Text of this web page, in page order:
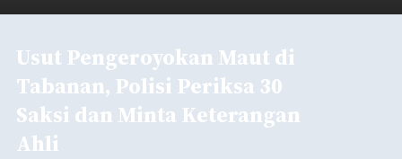
Usut Pengeroyokan Maut di
Tabanan, Polisi Periksa 30
Saksi dan Minta Keterangan
Ahli